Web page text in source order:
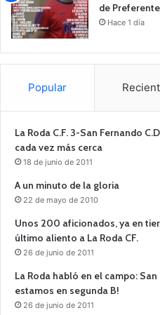
de
Hace 1 día
Popular
La Roda C.F. 3-San Fernando
cada vez más cerca
18 de junio de 2011
A un minuto de la gloria
22 de mayo de 2010
Unos 200 aficionados, ya en
último aliento a La Roda CF.
26 de junio de 2011
La Roda habló en el campo: San
estamos en segunda B!
26 de junio de 2011